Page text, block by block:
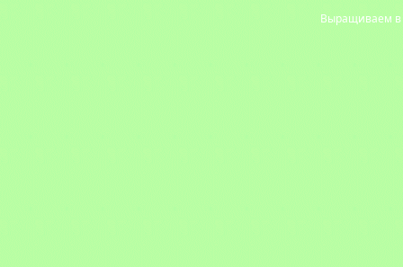
Выращиваем в